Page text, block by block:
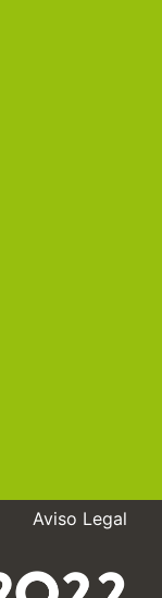
Aviso Legal